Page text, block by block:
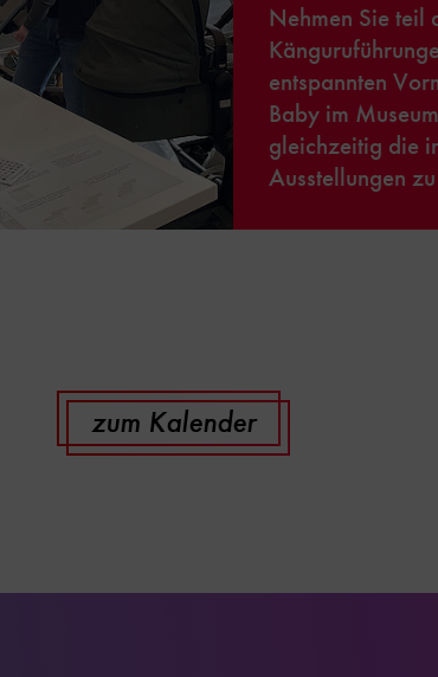
Nehmen Sie teil
entspannten
Baby im
gleichzeitig die
Ausstellungen
zum Kalender